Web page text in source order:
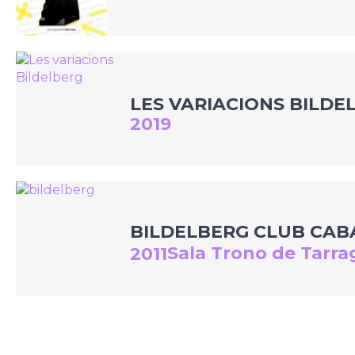
LES VARIACIONS
2019
BILDELBERG CLUB
2011Sala Trono de